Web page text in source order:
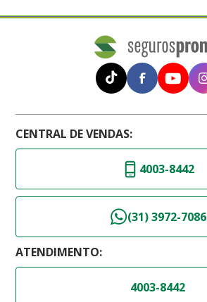
CENTRAL DE VENDAS:
4003-8442
(31) 3972-7086
ATENDIMENTO:
4003-8442